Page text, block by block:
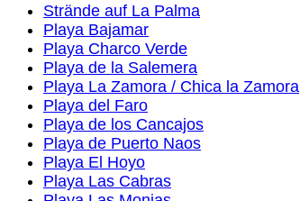
Strände auf La Palma
Playa Bajamar
Playa Charco Verde
Playa de la Salemera
Playa La Zamora / Chica la Zamora
Playa del Faro
Playa de los Cancajos
Playa de Puerto Naos
Playa El Hoyo
Playa Las Cabras